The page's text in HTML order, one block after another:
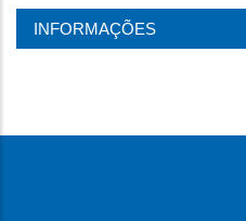
INFORMAÇÕES